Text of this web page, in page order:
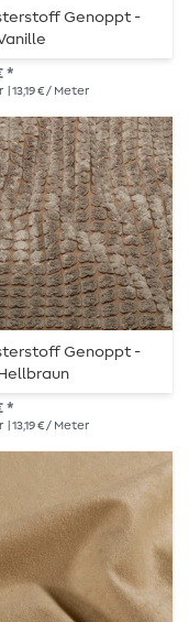
Genoppt -
*
| 13,19 € / Meter
Genoppt -
*
| 13,19 € / Meter